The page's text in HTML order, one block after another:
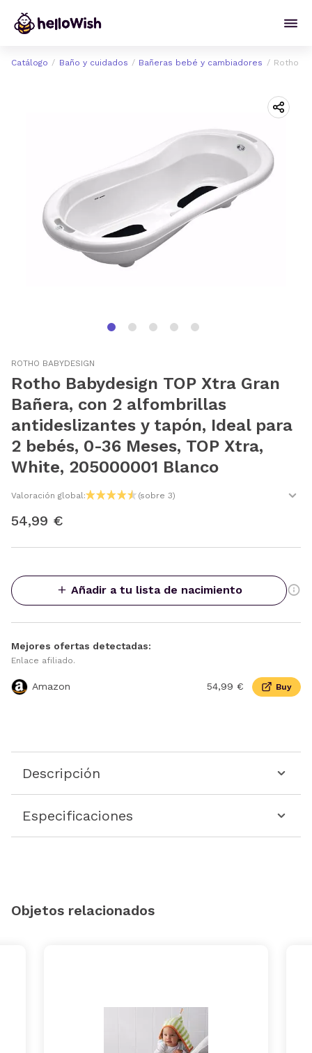
Catálogo Baño y cuidados Bañeras bebé y cambiadores Rotho
ROTHO BABYDESIGN
Rotho Babydesign TOP Xtra Gran
Bañera, con 2 alfombrillas
antideslizantes y tapón, Ideal para
2 bebés, 0-36 Meses, TOP Xtra,
White, 205000001 Blanco
Valoración global: (sobre 3)
54,99 €
Añadir a tu lista de nacimiento
Mejores ofertas detectadas:
Enlace afiliado.
Amazon 54,99 € Buy
Descripción
Especificaciones
Objetos relacionados